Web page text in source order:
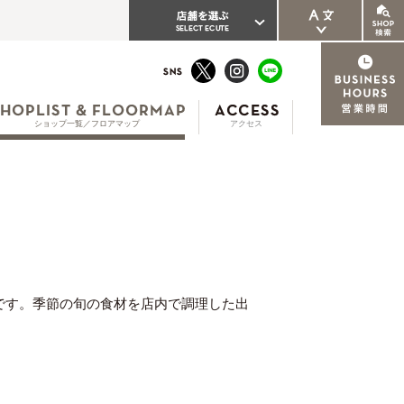
ショップ一覧／フロアマップ アクセス
。季節の旬の食材を店内で調理した出